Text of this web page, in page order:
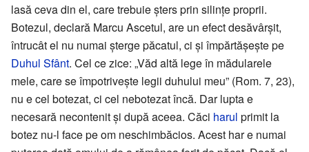
lasă ceva din el, care trebuie șters prin silințe proprii.
Botezul, declară Marcu Ascetul, are un efect desăvârșit,
întrucât el nu numai șterge păcatul, ci și împărtășește pe
Duhul Sfânt. Cel ce zice: „Văd altă lege în mădularele
mele, care se împotrivește legii duhului meu” (Rom. 7, 23),
nu e cel botezat, ci cel nebotezat încă. Dar lupta e
necesară necontenit și după aceea. Căci harul primit la
botez nu-l face pe om neschimbăcios. Acest har e numai